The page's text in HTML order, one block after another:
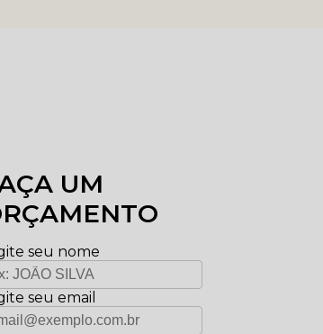
UM
seu nome
seu email